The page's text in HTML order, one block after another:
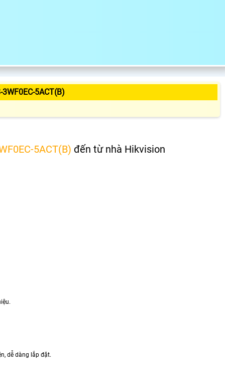
5ACT(B)
5ACT(B) đến từ nhà Hikvision
dễ dàng lắp đặt.